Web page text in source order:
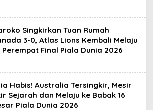
Singkirkan Tuan Rumah
3-0, Atlas Lions Kembali Melaju
Perempat Final Piala Dunia 2026
Habis! Australia Tersingkir, Mesir
Sejarah dan Melaju ke Babak 16
Piala Dunia 2026